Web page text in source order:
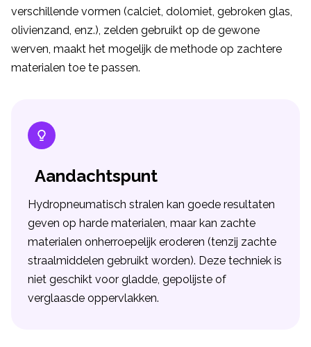
verschillende vormen (calciet, dolomiet, gebroken glas,
olivienzand, enz.), zelden gebruikt op de gewone
werven, maakt het mogelijk de methode op zachtere
materialen toe te passen.
Aandachtspunt
Hydropneumatisch stralen kan goede resultaten
geven op harde materialen, maar kan zachte
materialen onherroepelijk eroderen (tenzij zachte
straalmiddelen gebruikt worden). Deze techniek is
niet geschikt voor gladde, gepolijste of
verglaasde oppervlakken.